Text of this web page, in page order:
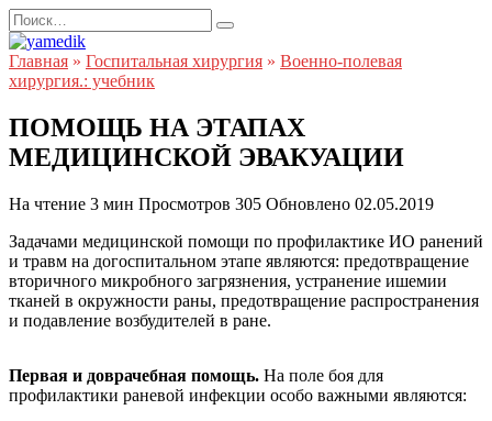
Перейти
к
содержанию
Search
for:
Главная » Госпитальная хирургия » Военно-полевая
хирургия.: учебник
ПОМОЩЬ НА ЭТАПАХ
МЕДИЦИНСКОЙ ЭВАКУАЦИИ
На чтение 3 мин Просмотров 305 Обновлено 02.05.2019
Задачами медицинской помощи по профилактике ИО ранений
и травм на догоспитальном этапе являются: предотвращение
вторичного микробного загрязнения, устранение ишемии
тканей в окружности раны, предотвращение распространения
и подавление возбудителей в ране.
Первая и доврачебная помощь. На поле боя для
профилактики раневой инфекции особо важными являются: